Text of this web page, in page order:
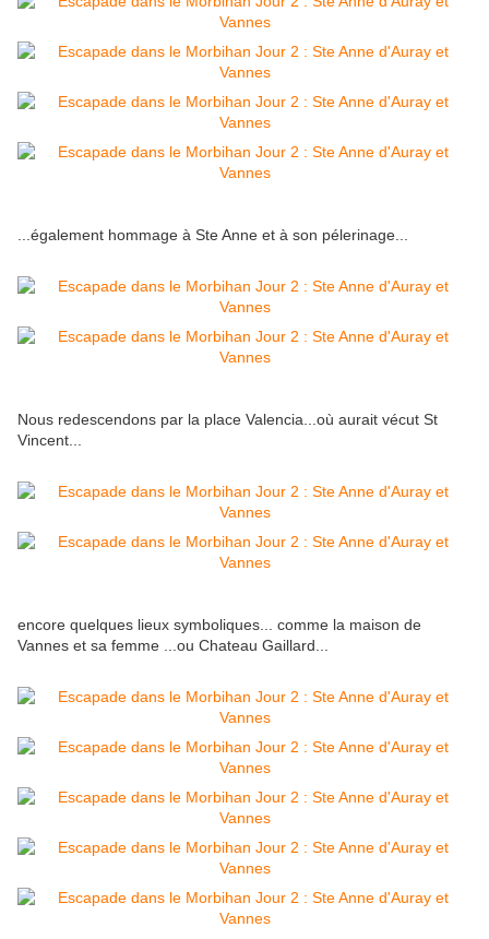
...également hommage à Ste Anne et à son pélerinage...
Nous redescendons par la place Valencia...où aurait vécut St
Vincent...
encore quelques lieux symboliques... comme la maison de
Vannes et sa femme ...ou Chateau Gaillard...